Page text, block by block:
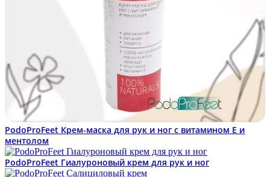
PodoProFeet Крем-маска для рук и ног с витамином Е и
ментолом
PodoProFeet Гиалуроновый крем для рук и ног